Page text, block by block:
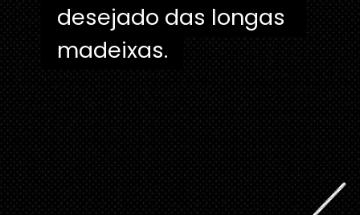
desejado das longas
madeixas.
desejado das longas
madeixas.